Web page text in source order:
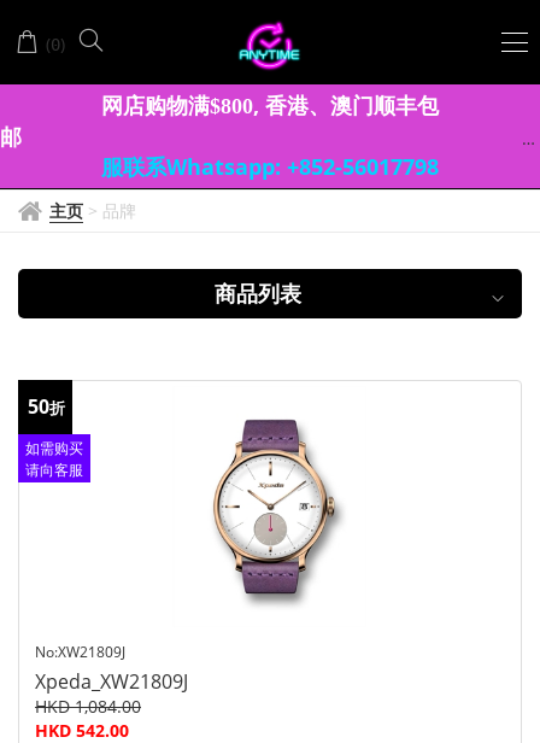
XPEDA
(0)
网店购物满$800, 香港、澳门顺丰包
邮
服联系Whatsapp: +852-56017798
主页 > 品牌
商品列表
50折
如需购买
请向客服
No:XW21809J
Xpeda_XW21809J
HKD 1,084.00
HKD 542.00